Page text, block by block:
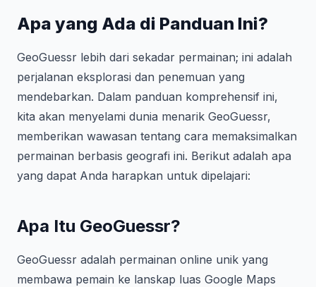
Apa yang Ada di Panduan Ini?
GeoGuessr lebih dari sekadar permainan; ini adalah
perjalanan eksplorasi dan penemuan yang
mendebarkan. Dalam panduan komprehensif ini,
kita akan menyelami dunia menarik GeoGuessr,
memberikan wawasan tentang cara memaksimalkan
permainan berbasis geografi ini. Berikut adalah apa
yang dapat Anda harapkan untuk dipelajari:
Apa Itu GeoGuessr?
GeoGuessr adalah permainan online unik yang
membawa pemain ke lanskap luas Google Maps